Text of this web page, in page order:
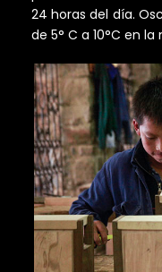
24 horas del día.
de 5° C a 10°C en la